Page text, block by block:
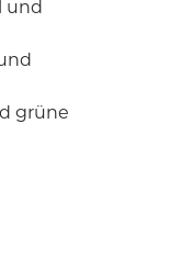
und
grüne